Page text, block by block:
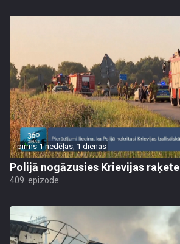
pirms 1 nedēļas, 1 dienas
Polijā nogāzusies Krievijas raķete
409. epizode